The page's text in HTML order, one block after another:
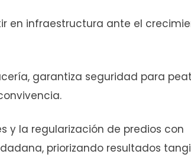
en infraestructura ante el
garantiza seguridad para
y la regularización de predios con
priorizando resultados